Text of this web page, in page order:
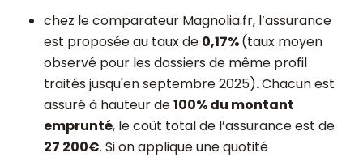
chez le comparateur Magnolia.fr, l’assurance
est proposée au taux de 0,17%(taux moyen
observé pour les dossiers de même profil
traités jusqu'en septembre 2025).Chacun est
assuré à hauteur de100% du montant
emprunté, le coût total de l’assurance est de
27 200€. Si on applique une quotité